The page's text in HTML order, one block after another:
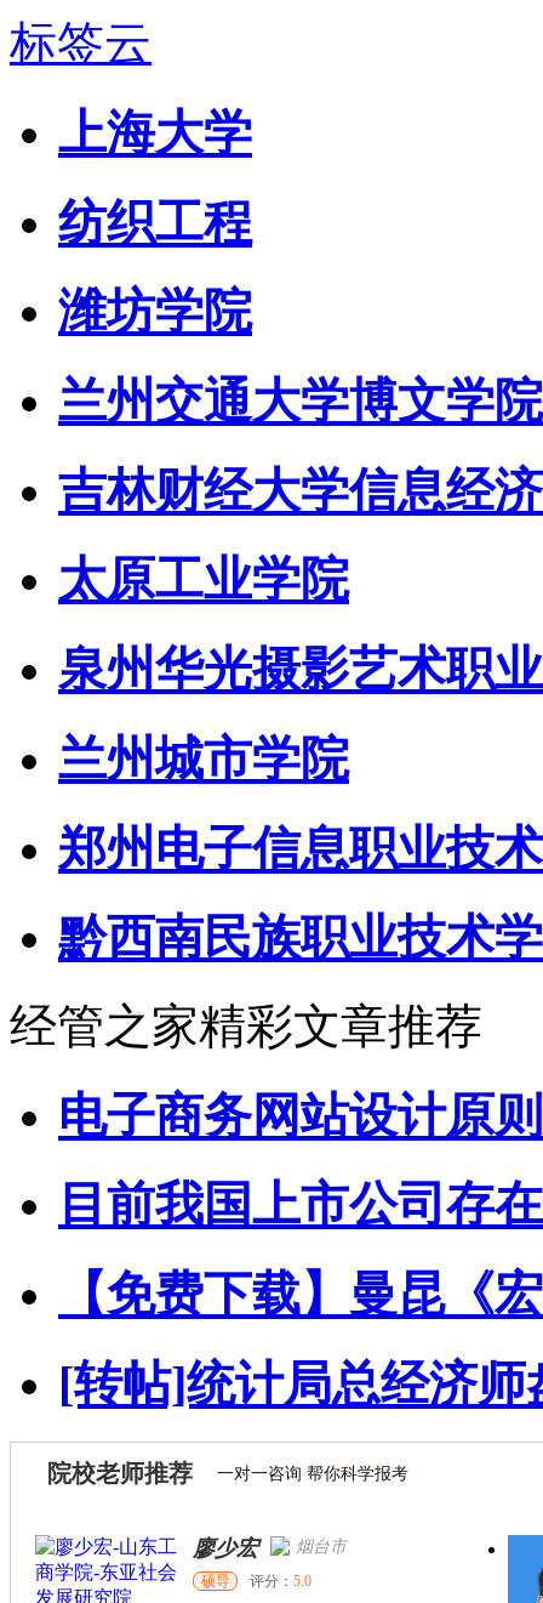
标签云
上海大学
纺织工程
潍坊学院
兰州交通大学博文学院
吉林财经大学信息经
太原工业学院
泉州华光摄影艺术职
兰州城市学院
郑州电子信息职业技
黔西南民族职业技术
经管之家精彩文章推荐
电子商务网站设计原
目前我国上市公司存
【免费下载】曼昆《
[转帖]统计局总经济师
院校老师推荐 一对一咨询 帮你科学报考
廖少宏 烟台市
硕导 评分： 5.0